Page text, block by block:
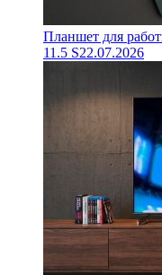
Планшет для
11.5 S22.07.2026